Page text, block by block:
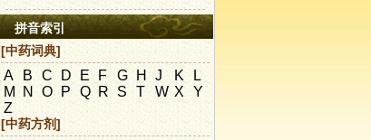
拼音索引
[中药词典]
A B C D E F G H J K
L
M N O P Q R S T W X
Y
Z
[中药方剂]